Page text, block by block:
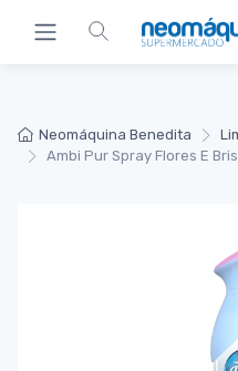
Neomáquina Benedita
Ambi Pur Spray Flores E